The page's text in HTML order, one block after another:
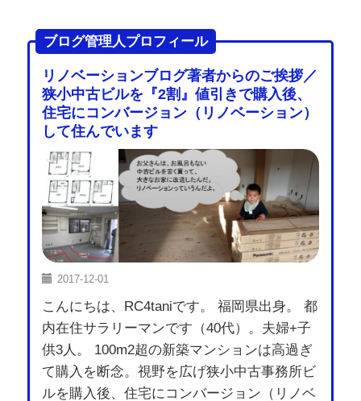
ブログ管理人プロフィール
リノベーションブログ著者からのご挨拶／
狭小中古ビルを『2割』値引きで購入後、
住宅にコンバージョン（リノベーション）
して住んでいます
2017-12-01
こんにちは、RC4taniです。 福岡県出身。 都
内在住サラリーマンです（40代）。夫婦+子
供3人。 100m2超の新築マンションは高過ぎ
て購入を断念。視野を広げ狭小中古事務所ビ
ルを購入後、住宅にコンバージョン（リノベ